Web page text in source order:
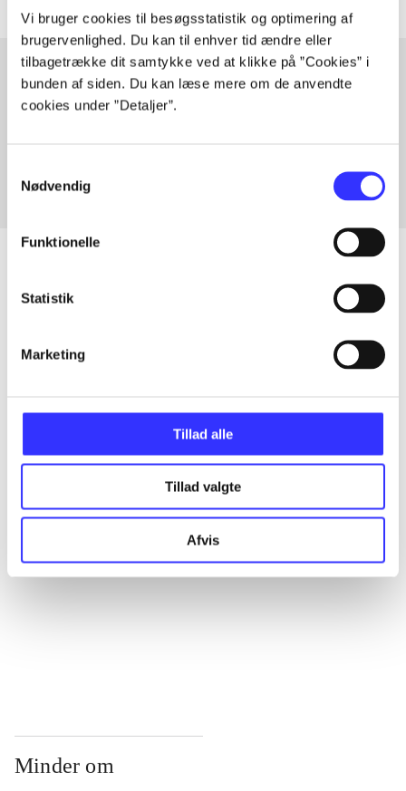
Vi bruger cookies til besøgsstatistik og optimering af
brugervenlighed. Du kan til enhver tid ændre eller
tilbagetrække dit samtykke ved at klikke på ”Cookies” i
bunden af siden. Du kan læse mere om de anvendte
cookies under ”Detaljer”.
Nødvendig
Funktionelle
Statistik
Marketing
Tillad alle
Tillad valgte
Afvis
Artikler med samme emner
...
...
Minder om